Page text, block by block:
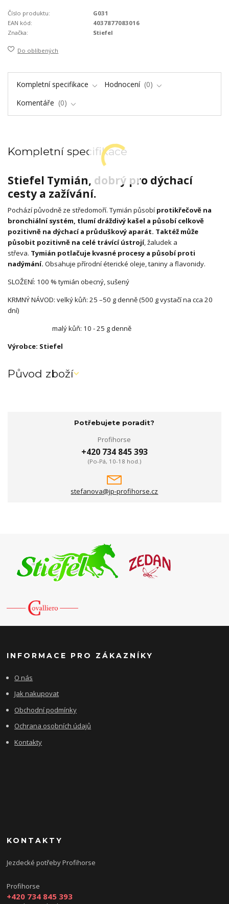
Číslo produktu:
G031
EAN kód:
4037877083016
Značka:
Stiefel
Do oblíbených
Kompletní specifikace Hodnocení
0
Komentáře
0
Kompletní specifikace
Stiefel Tymián, dobrý pro dýchací
cesty a zažívání.
Pochází původně ze středomoří. Tymián působí protikřečově na
bronchiální systém, tlumí dráždivý kašel a působí celkově
pozitivně na dýchací a průduškový aparát. Taktéž může
působit pozitivně na celé trávící ústrojí, žaludek a
střeva. Tymián potlačuje kvasné procesy a působí proti
nadýmání. Obsahuje přírodní éterické oleje, taniny a flavonidy.
SLOŽENÍ: 100 % tymián obecný, sušený
KRMNÝ NÁVOD: velký kůň: 25 –50 g denně (500 g vystačí na cca 20
dní)
malý kůň: 10 - 25 g denně
Výrobce: Stiefel
Původ zboží
Potřebujete poradit?
Profihorse
+420 734 845 393
(Po-Pá, 10-18 hod.)
stefanova@jp-profihorse.cz
INFORMACE PRO ZÁKAZNÍKY
O nás
Jak nakupovat
Obchodní podmínky
Ochrana osobních údajů
Kontakty
KONTAKTY
Jezdecké potřeby Profihorse
Profihorse
+420 734 845 393